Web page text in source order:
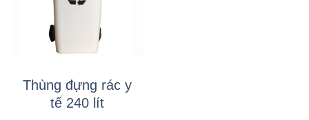
Thùng đựng rác y
tế 240 lít